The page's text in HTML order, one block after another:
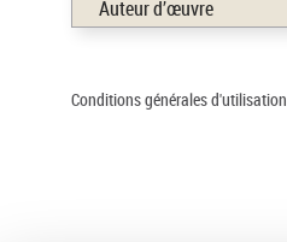
Auteur d’œuvre
Conditions générales d'utilisation